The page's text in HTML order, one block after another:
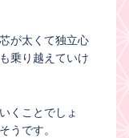
が太くて独立心
乗り越えていけ
くことでしょ
うです。